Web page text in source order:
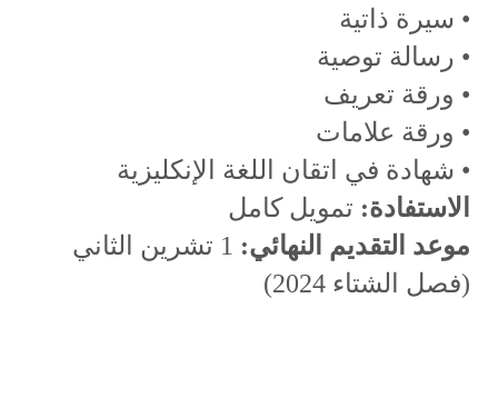
• سيرة ذاتية
• رسالة توصية
• ورقة تعريف
• ورقة علامات
• شهادة في اتقان اللغة الإنكليزية
الاستفادة: تمويل كامل
موعد التقديم النهائي:
1 تشرين الثاني
(فصل الشتاء 2024)